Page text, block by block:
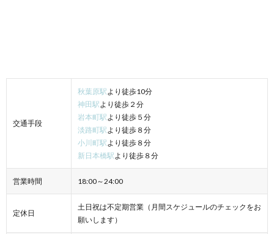
交通手段
秋葉原駅より徒歩10分
神田駅より徒歩２分
岩本町駅より徒歩５分
淡路町駅より徒歩８分
小川町駅より徒歩８分
新日本橋駅より徒歩８分
営業時間 18:00～24:00
定休日
土日祝は不定期営業（月間スケジュールのチェックをお
願いします）